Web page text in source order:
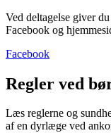
Ved deltagelse giver
Facebook og
Facebook
Regler ved
Læs reglerne og
af en dyrlæge ved